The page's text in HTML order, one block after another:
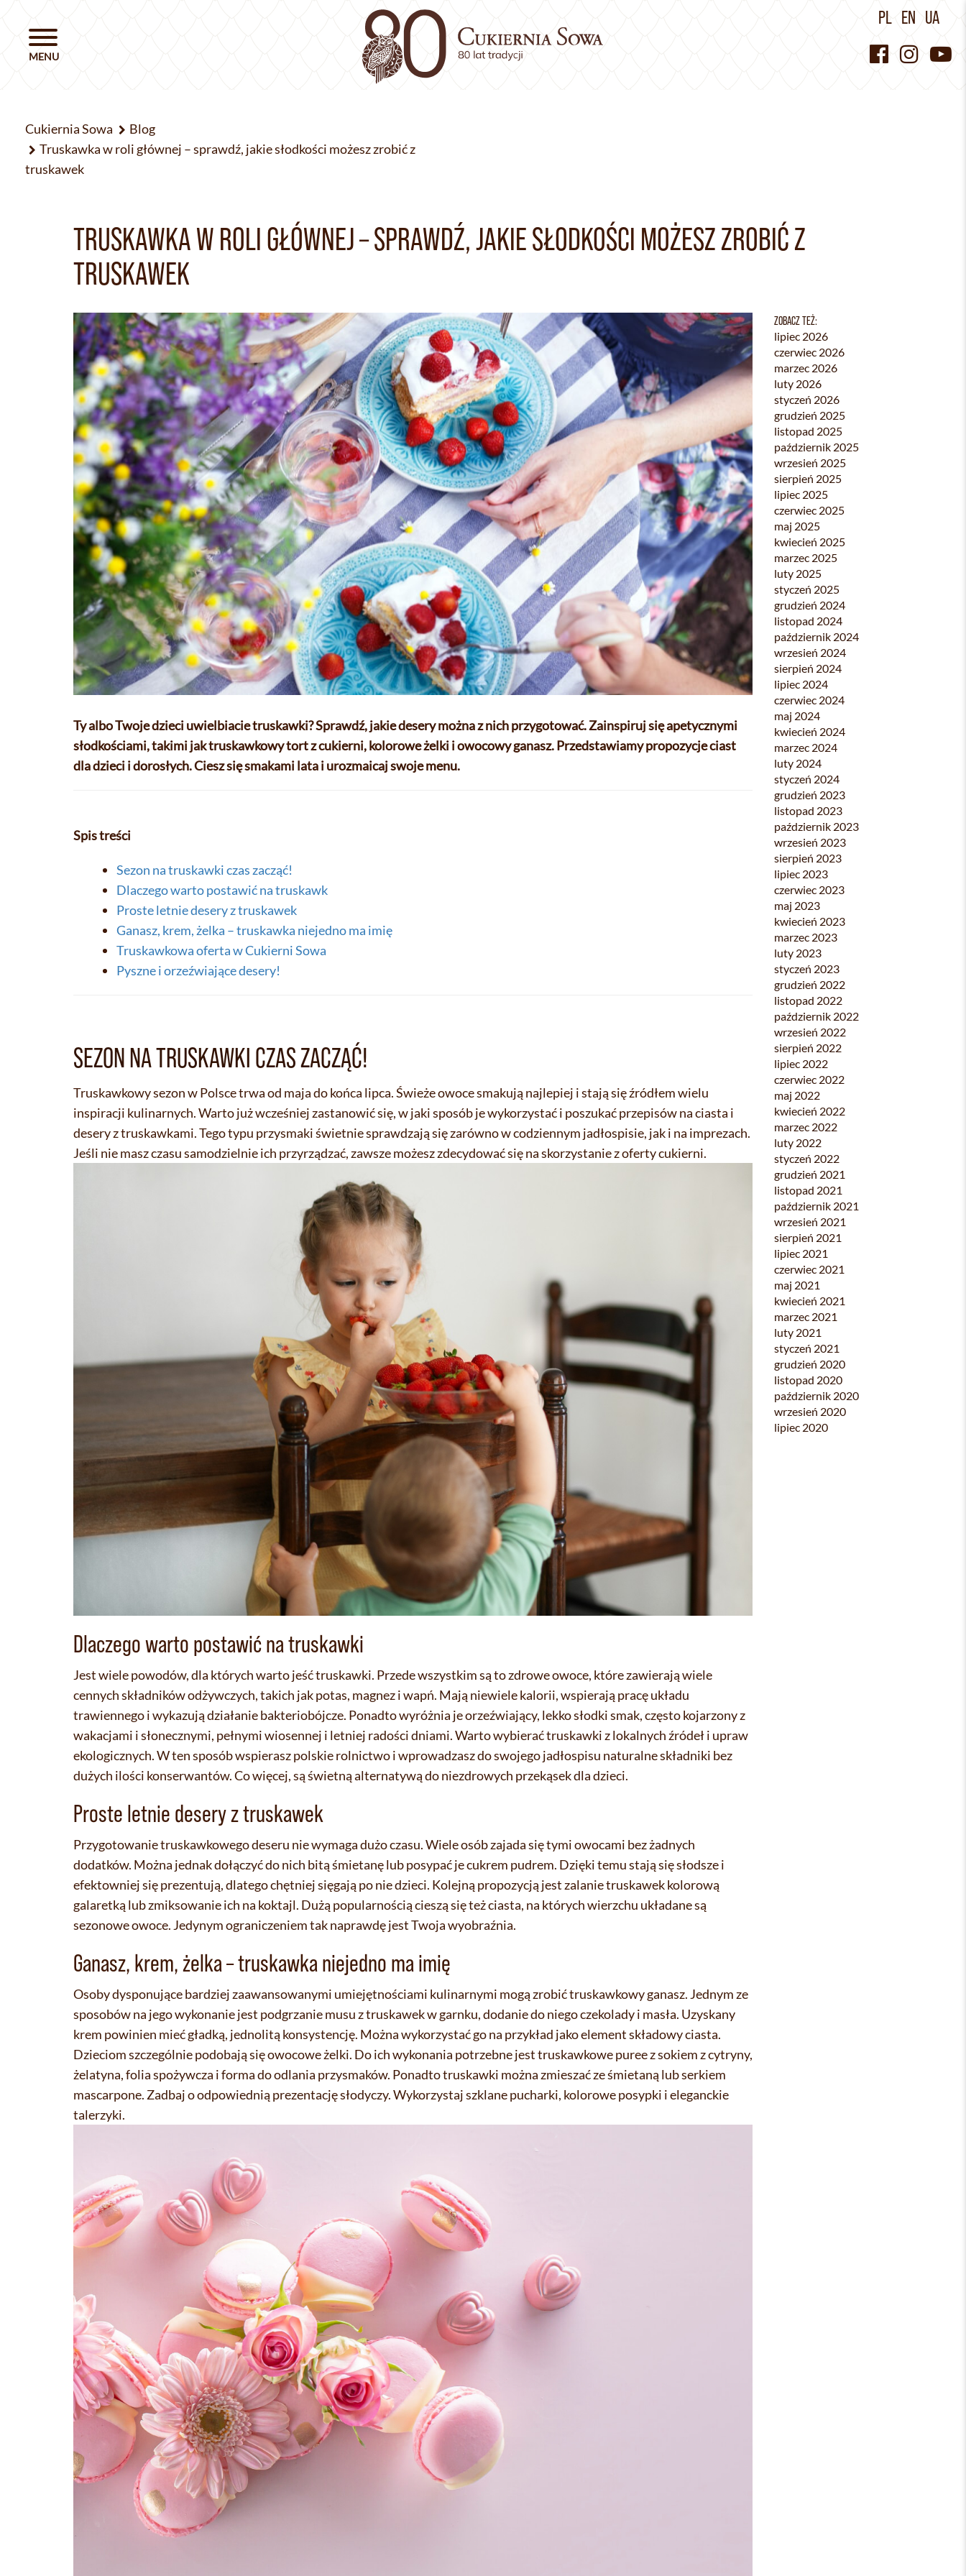
PL EN UA
Cukiernia Sowa
Blog
Truskawka w roli głównej – sprawdź, jakie słodkości możesz zrobić z
truskawek
TRUSKAWKA W ROLI GŁÓWNEJ – SPRAWDŹ, JAKIE SŁODKOŚCI MOŻESZ ZROBIĆ Z
TRUSKAWEK
Ty albo Twoje dzieci uwielbiacie truskawki? Sprawdź, jakie desery można z nich przygotować. Zainspiruj się apetycznymi
słodkościami, takimi jak truskawkowy tort z cukierni, kolorowe żelki i owocowy ganasz. Przedstawiamy propozycje ciast
dla dzieci i dorosłych. Ciesz się smakami lata i urozmaicaj swoje menu.
Spis treści
Sezon na truskawki czas zacząć!
Dlaczego warto postawić na truskawk
Proste letnie desery z truskawek
Ganasz, krem, żelka – truskawka niejedno ma imię
Truskawkowa oferta w Cukierni Sowa
Pyszne i orzeźwiające desery!
SEZON NA TRUSKAWKI CZAS ZACZĄĆ!
Truskawkowy sezon w Polsce trwa od maja do końca lipca. Świeże owoce smakują najlepiej i stają się źródłem wielu
inspiracji kulinarnych. Warto już wcześniej zastanowić się, w jaki sposób je wykorzystać i poszukać przepisów na ciasta i
desery z truskawkami. Tego typu przysmaki świetnie sprawdzają się zarówno w codziennym jadłospisie, jak i na imprezach.
Jeśli nie masz czasu samodzielnie ich przyrządzać, zawsze możesz zdecydować się na skorzystanie z oferty cukierni.
Dlaczego warto postawić na truskawki
Jest wiele powodów, dla których warto jeść truskawki. Przede wszystkim są to zdrowe owoce, które zawierają wiele
cennych składników odżywczych, takich jak potas, magnez i wapń. Mają niewiele kalorii, wspierają pracę układu
trawiennego i wykazują działanie bakteriobójcze. Ponadto wyróżnia je orzeźwiający, lekko słodki smak, często kojarzony z
wakacjami i słonecznymi, pełnymi wiosennej i letniej radości dniami. Warto wybierać truskawki z lokalnych źródeł i upraw
ekologicznych. W ten sposób wspierasz polskie rolnictwo i wprowadzasz do swojego jadłospisu naturalne składniki bez
dużych ilości konserwantów. Co więcej, są świetną alternatywą do niezdrowych przekąsek dla dzieci.
Proste letnie desery z truskawek
Przygotowanie truskawkowego deseru nie wymaga dużo czasu. Wiele osób zajada się tymi owocami bez żadnych
dodatków. Można jednak dołączyć do nich bitą śmietanę lub posypać je cukrem pudrem. Dzięki temu stają się słodsze i
efektowniej się prezentują, dlatego chętniej sięgają po nie dzieci. Kolejną propozycją jest zalanie truskawek kolorową
galaretką lub zmiksowanie ich na koktajl. Dużą popularnością cieszą się też ciasta, na których wierzchu układane są
sezonowe owoce. Jedynym ograniczeniem tak naprawdę jest Twoja wyobraźnia.
Ganasz, krem, żelka – truskawka niejedno ma imię
Osoby dysponujące bardziej zaawansowanymi umiejętnościami kulinarnymi mogą zrobić truskawkowy ganasz. Jednym ze
sposobów na jego wykonanie jest podgrzanie musu z truskawek w garnku, dodanie do niego czekolady i masła. Uzyskany
krem powinien mieć gładką, jednolitą konsystencję. Można wykorzystać go na przykład jako element składowy ciasta.
Dzieciom szczególnie podobają się owocowe żelki. Do ich wykonania potrzebne jest truskawkowe puree z sokiem z cytryny,
żelatyna, folia spożywcza i forma do odlania przysmaków. Ponadto truskawki można zmieszać ze śmietaną lub serkiem
mascarpone. Zadbaj o odpowiednią prezentację słodyczy. Wykorzystaj szklane pucharki, kolorowe posypki i eleganckie
talerzyki.
ZOBACZ TEŻ:
lipiec 2026
czerwiec 2026
marzec 2026
luty 2026
styczeń 2026
grudzień 2025
listopad 2025
październik 2025
wrzesień 2025
sierpień 2025
lipiec 2025
czerwiec 2025
maj 2025
kwiecień 2025
marzec 2025
luty 2025
styczeń 2025
grudzień 2024
listopad 2024
październik 2024
wrzesień 2024
sierpień 2024
lipiec 2024
czerwiec 2024
maj 2024
kwiecień 2024
marzec 2024
luty 2024
styczeń 2024
grudzień 2023
listopad 2023
październik 2023
wrzesień 2023
sierpień 2023
lipiec 2023
czerwiec 2023
maj 2023
kwiecień 2023
marzec 2023
luty 2023
styczeń 2023
grudzień 2022
listopad 2022
październik 2022
wrzesień 2022
sierpień 2022
lipiec 2022
czerwiec 2022
maj 2022
kwiecień 2022
marzec 2022
luty 2022
styczeń 2022
grudzień 2021
listopad 2021
październik 2021
wrzesień 2021
sierpień 2021
lipiec 2021
czerwiec 2021
maj 2021
kwiecień 2021
marzec 2021
luty 2021
styczeń 2021
grudzień 2020
listopad 2020
październik 2020
wrzesień 2020
lipiec 2020